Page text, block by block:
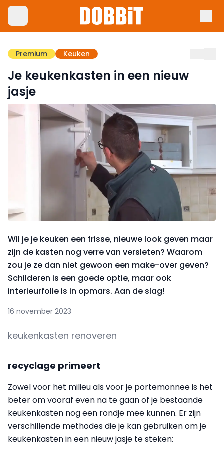
Premium Keuken
Je keukenkasten in een nieuw
jasje
Wil je je keuken een frisse, nieuwe look geven maar
zijn de kasten nog verre van versleten? Waarom
zou je ze dan niet gewoon een make-over geven?
Schilderen is een goede optie, maar ook
interieurfolie is in opmars. Aan de slag!
16 november 2023
keukenkasten renoveren
recyclage primeert
Zowel voor het milieu als voor je portemonnee is het
beter om vooraf even na te gaan of je bestaande
keukenkasten nog een rondje mee kunnen. Er zijn
verschillende methodes die je kan gebruiken om je
keukenkasten in een nieuw jasje te steken: